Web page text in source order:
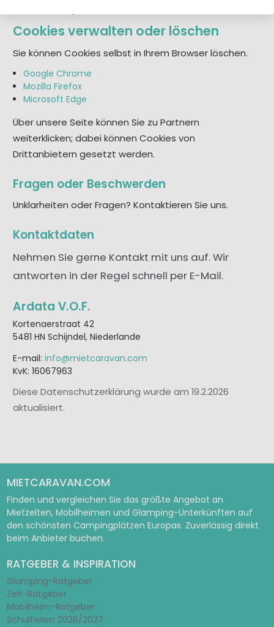
Cookies verwalten oder löschen
Sie können Cookies selbst in Ihrem Browser löschen.
Google Chrome
Mozilla Firefox
Microsoft Edge
Über unsere Seite können Sie zu Partnern
weiterklicken; dabei können Cookies von
Drittanbietern gesetzt werden.
Fragen oder Beschwerden
Unklarheiten oder Fragen? Kontaktieren Sie uns.
Kontaktdaten
Nehmen Sie gerne Kontakt mit uns auf. Wir
antworten in der Regel schnell per E-Mail.
Ardata V.O.F.
Kortenaerstraat 42
5481 HN Schijndel, Niederlande
E-mail: info@mietcaravan.com
KvK: 16067963
Diese Datenschutzerklärung wurde am 19.2.2026
aktualisiert.
MIETCARAVAN.COM
Finden und vergleichen Sie das größte Angebot an
Mietzelten, Mobilheimen und Glamping-Unterkünften auf
den schönsten Campingplätzen Europas. Zuverlässig direkt
beim Anbieter buchen.
RATGEBER & INSPIRATION
Glamping-Ratgeber
Zelt-Ratgeber
Mobilheim-Ratgeber
Schulferien 2026/2027